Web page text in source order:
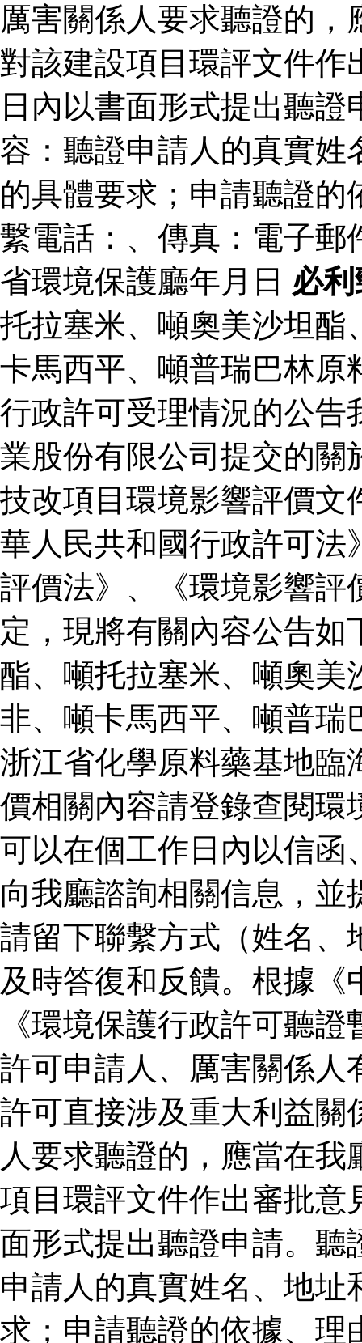
厲害關係人要求聽證的
對該建設項目環評文件作
日內以書面形式提出聽
容：聽證申請人的真實姓
的具體要求；申請聽證
繫電話：、傳真：電子郵
省環境保護廳年月日 必
托拉塞米、噸奧美沙坦酯
卡馬西平、噸普瑞巴林原
行政許可受理情況的公告
業股份有限公司提交的關
技改項目環境影響評價文
華人民共和國行政許可法
評價法》、《環境影響評
定，現將有關內容公告
酯、噸托拉塞米、噸奧美
非、噸卡馬西平、噸普瑞
浙江省化學原料藥基地臨
價相關內容請登錄查閱環
可以在個工作日內以信函
向我廳諮詢相關信息，
請留下聯繫方式（姓名、
及時答復和反饋。根據
《環境保護行政許可聽
許可申請人、厲害關係人
許可直接涉及重大利益關
人要求聽證的，應當在
項目環評文件作出審批意
面形式提出聽證申請。聽
申請人的真實姓名、地
求；申請聽證的依據、理